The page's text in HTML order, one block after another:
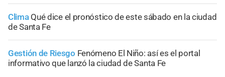
Clima Qué dice el pronóstico de este sábado en la ciudad
de Santa Fe
Gestión de Riesgo Fenómeno El Niño: así es el portal
informativo que lanzó la ciudad de Santa Fe